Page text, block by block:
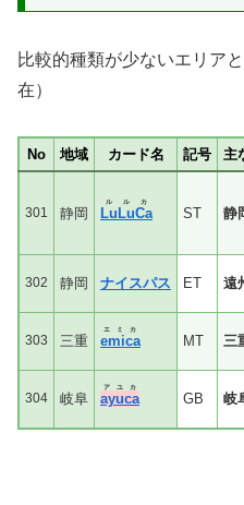
比較的種類が少ないエリア
在）
No 地域 カード名 記号 主
301 静岡 LuLuCa
ルルカ
ST 静
302 静岡 ナイスパス ET 遠
303 三重 emica
エミカ
MT 三
304 岐阜 ayuca
アユカ
GB 岐